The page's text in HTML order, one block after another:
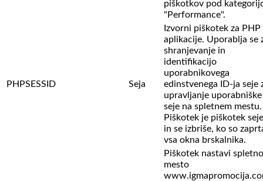
piškotkov pod
"Performance".
PHPSESSID Seja
Izvorni piškotek za PHP
aplikacije. Uporablja se
shranjevanje in
identifikacijo
uporabnikovega
edinstvenega ID-ja seje
upravljanje uporabniške
seje na spletnem mestu.
Piškotek je piškotek seje
in se izbriše, ko so
vsa okna brskalnika.
Piškotek nastavi spletno
mesto